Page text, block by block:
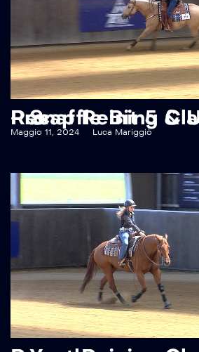
Recap Reining Classic 2024 – Snaffle Bit 5 & Under Non Pro
Maggio 11, 2024 Luca Mariggiò